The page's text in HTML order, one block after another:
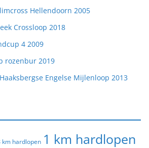
Hellendoorn 2005
Crossloop 2018
4 2009
rozenbur 2019
Engelse Mijlenloop 2013
km hardlopen 1 km hardlopen